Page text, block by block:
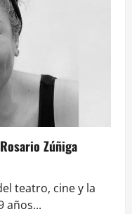
Zúñiga
teatro, cine y la
años...